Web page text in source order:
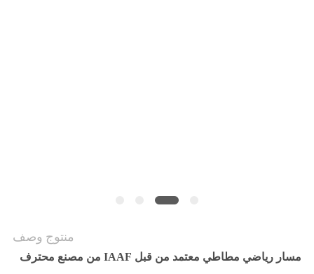
منتوج وصف
مسار رياضي مطاطي معتمد من قبل IAAF من مصنع محترف